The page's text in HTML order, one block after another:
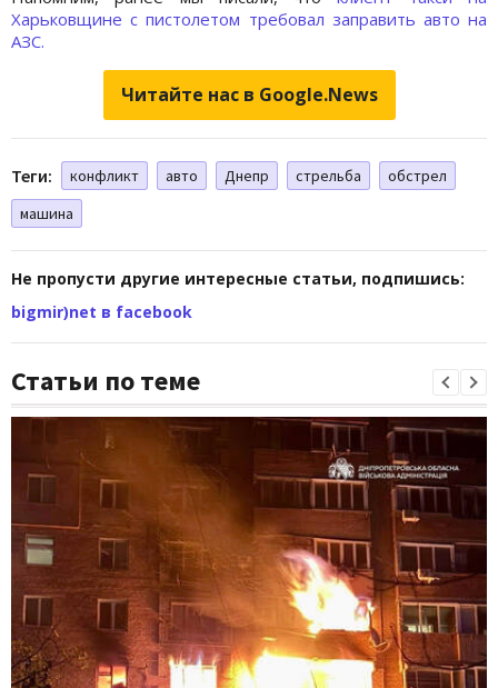
Харьковщине с пистолетом требовал заправить авто на
АЗС.
Читайте нас в Google.News
Теги: конфликт авто Днепр стрельба
обстрел
машина
Не пропусти другие интересные статьи, подпишись:
bigmir)net в facebook
Статьи по теме